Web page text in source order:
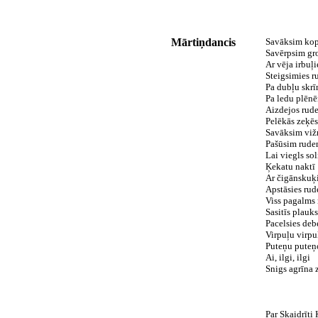
Mārtiņdancis
Savāksim
Savērpsim
Ar vēja
Steigsimies
Pa dubļu
Pa ledu
Aizdejos
Pelēkās
Savāksim
Pašūsim
Lai viegls
Ķekatu naktī
Ar
Apstāsies
Viss
Sasitīs
Pacelsies
Virpuļu
Puteņu
Ai, ilgi, ilgi
Snigs agrīna
Par Skaidrīti